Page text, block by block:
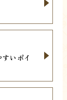
いポイ